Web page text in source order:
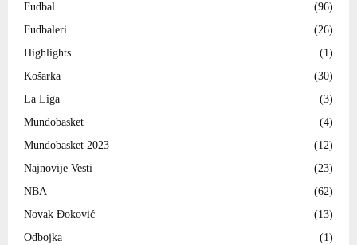
Fudbal
(96)
Fudbaleri
(26)
Highlights
(1)
Košarka
(30)
La Liga
(3)
Mundobasket
(4)
Mundobasket 2023
(12)
Najnovije Vesti
(23)
NBA
(62)
Novak Đoković
(13)
Odbojka
(1)